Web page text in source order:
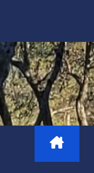
content